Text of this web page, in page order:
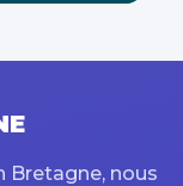
Bretagne, nous